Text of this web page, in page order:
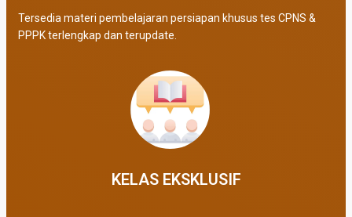
Tersedia materi pembelajaran persiapan khusus tes CPNS &
PPPK terlengkap dan terupdate.
KELAS EKSKLUSIF​